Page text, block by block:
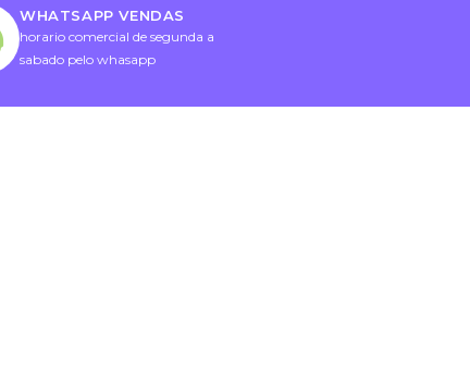
WHATSAPP VENDAS
horario comercial de segunda a
sabado pelo whasapp